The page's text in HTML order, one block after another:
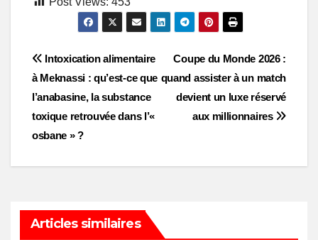
Post
navigation
Coupe du Monde 2026 :
quand assister à un match
devient un luxe réservé
aux millionnaires
Intoxication alimentaire
à Meknassi : qu’est-ce que
l’anabasine, la substance
toxique retrouvée dans l’«
osbane » ?
Articles similaires